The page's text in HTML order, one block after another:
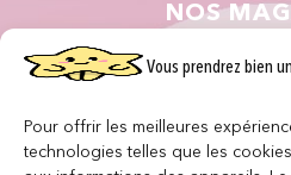
Vous prendrez bien
Pour offrir les meilleures
technologies telles que les
NOS
QUI
NOUS